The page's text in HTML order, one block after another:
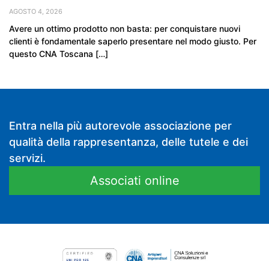
AGOSTO 4, 2026
Avere un ottimo prodotto non basta: per conquistare nuovi
clienti è fondamentale saperlo presentare nel modo giusto. Per
questo CNA Toscana […]
Entra nella più autorevole associazione per
qualità della rappresentanza, delle tutele e dei
servizi.
Associati online